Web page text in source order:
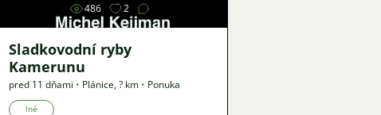
486 2
Sladkovodní ryby
Kamerunu
pred 11 dňami • Plánice,? km • Ponuka
Iné